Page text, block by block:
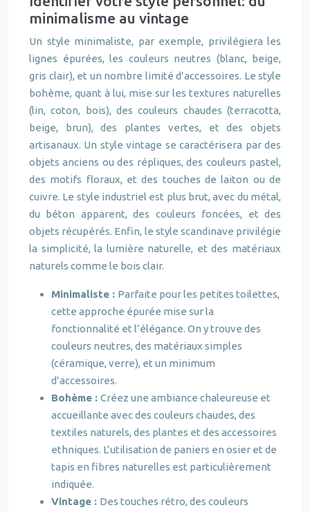
minimalisme au vintage
Un style minimaliste, par exemple, privilégiera les
lignes épurées, les couleurs neutres (blanc, beige,
gris clair), et un nombre limité d’accessoires. Le style
bohème, quant à lui, mise sur les textures naturelles
(lin, coton, bois), des couleurs chaudes (terracotta,
beige, brun), des plantes vertes, et des objets
artisanaux. Un style vintage se caractérisera par des
objets anciens ou des répliques, des couleurs pastel,
des motifs floraux, et des touches de laiton ou de
cuivre. Le style industriel est plus brut, avec du métal,
du béton apparent, des couleurs foncées, et des
objets récupérés. Enfin, le style scandinave privilégie
la simplicité, la lumière naturelle, et des matériaux
naturels comme le bois clair.
Minimaliste : Parfaite pour les petites toilettes,
cette approche épurée mise sur la
fonctionnalité et l’élégance. On y trouve des
couleurs neutres, des matériaux simples
(céramique, verre), et un minimum
d’accessoires.
Bohème : Créez une ambiance chaleureuse et
accueillante avec des couleurs chaudes, des
textiles naturels, des plantes et des accessoires
ethniques. L’utilisation de paniers en osier et de
tapis en fibres naturelles est particulièrement
indiquée.
Vintage : Des touches rétro, des couleurs